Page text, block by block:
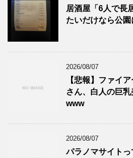
居酒屋「6人で長
たいだけなら公園
2026/08/07
【悲報】ファイ
さん、白人の巨
www
2026/08/07
パラノマサイト